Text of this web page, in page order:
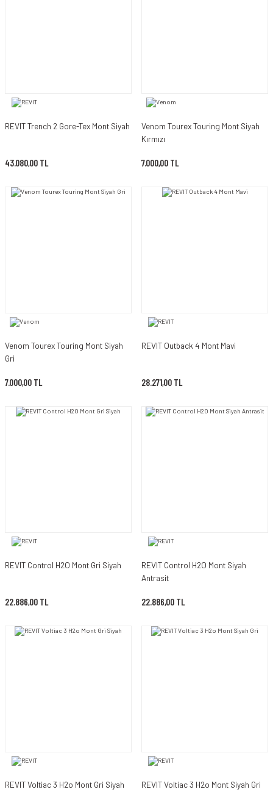
REVIT Trench 2 Gore-Tex Mont Siyah
43.080,00 TL
Venom Tourex Touring Mont Siyah
Kırmızı
7.000,00 TL
Venom Tourex Touring Mont Siyah
Gri
7.000,00 TL
REVIT Outback 4 Mont Mavi
28.271,00 TL
REVIT Control H2O Mont Gri Siyah
22.886,00 TL
REVIT Control H2O Mont Siyah
Antrasit
22.886,00 TL
REVIT Voltiac 3 H2o Mont Gri Siyah REVIT Voltiac 3 H2o Mont Siyah Gri